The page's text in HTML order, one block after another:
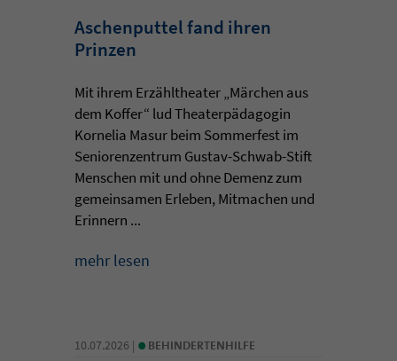
Aschenputtel fand ihren
Prinzen
Mit ihrem Erzähltheater „Märchen aus
dem Koffer“ lud Theaterpädagogin
Kornelia Masur beim Sommerfest im
Seniorenzentrum Gustav-Schwab-Stift
Menschen mit und ohne Demenz zum
gemeinsamen Erleben, Mitmachen und
Erinnern ...
mehr lesen
10.07.2026 | • BEHINDERTENHILFE